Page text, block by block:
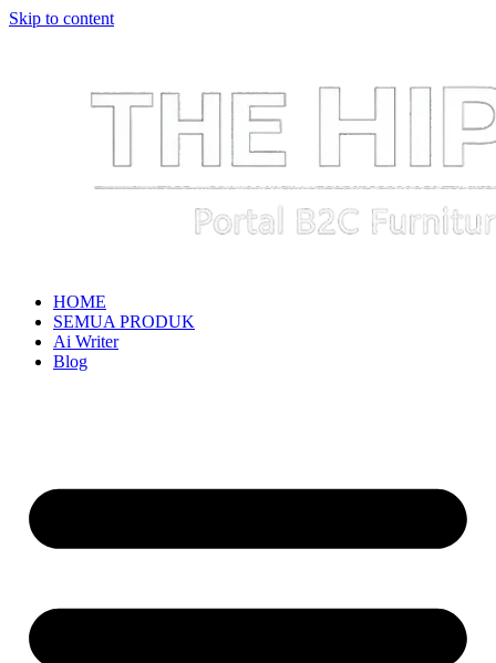
Skip to content
HOME
SEMUA PRODUK
Ai Writer
Blog